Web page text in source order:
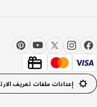
إعدادات ملفات تعريف الارتباط